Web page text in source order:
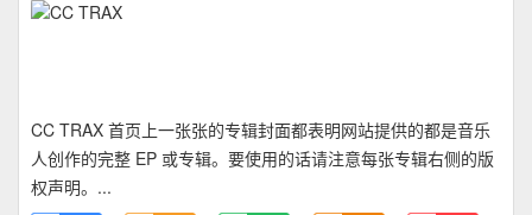
CC TRAX 首页上一张张的专辑封面都表明网站提供的都是音乐
人创作的完整 EP 或专辑。要使用的话请注意每张专辑右侧的版
权声明。...